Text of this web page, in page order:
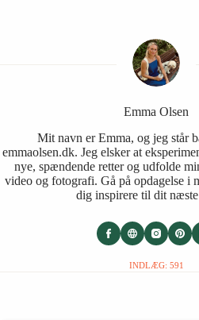
Emma Olsen
Mit navn er Emma, og jeg står
emmaolsen.dk. Jeg elsker at
nye, spændende retter og udfolde
video og fotografi. Gå på opdagelse i
dig inspirere til dit
INDLÆG: 591